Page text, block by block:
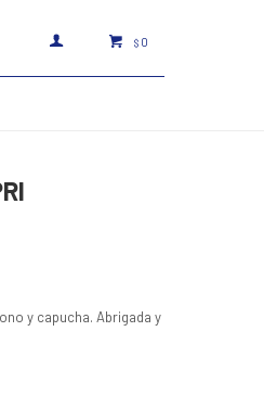
$ 0
y capucha. Abrigada y